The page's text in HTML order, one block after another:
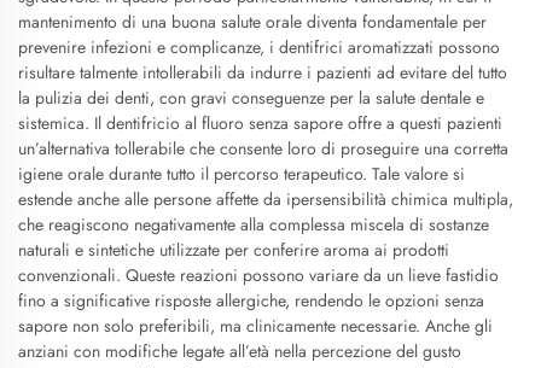
mantenimento di una buona salute orale diventa fondamentale per
prevenire infezioni e complicanze, i dentifrici aromatizzati possono
risultare talmente intollerabili da indurre i pazienti ad evitare del tutto
la pulizia dei denti, con gravi conseguenze per la salute dentale e
sistemica. Il dentifricio al fluoro senza sapore offre a questi pazienti
un’alternativa tollerabile che consente loro di proseguire una corretta
igiene orale durante tutto il percorso terapeutico. Tale valore si
estende anche alle persone affette da ipersensibilità chimica multipla,
che reagiscono negativamente alla complessa miscela di sostanze
naturali e sintetiche utilizzate per conferire aroma ai prodotti
convenzionali. Queste reazioni possono variare da un lieve fastidio
fino a significative risposte allergiche, rendendo le opzioni senza
sapore non solo preferibili, ma clinicamente necessarie. Anche gli
anziani con modifiche legate all’età nella percezione del gusto